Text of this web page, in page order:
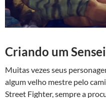
Criando um Sensei
Muitas vezes seus
algum velho mestre pelo
Street Fighter, sempre a